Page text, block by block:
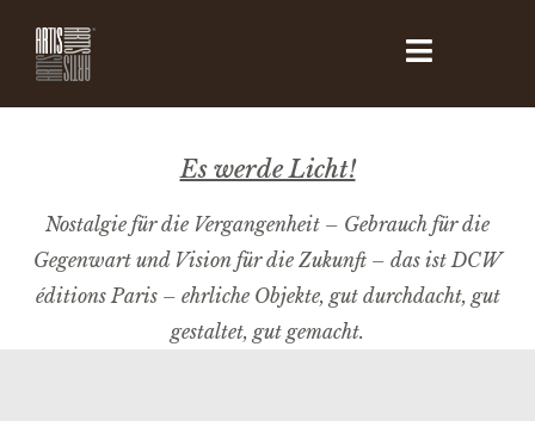
Es werde Licht!
Nostalgie für die Vergangenheit – Gebrauch für die
Gegenwart und Vision für die Zukunft – das ist DCW
éditions Paris – ehrliche Objekte, gut durchdacht, gut
gestaltet, gut gemacht.